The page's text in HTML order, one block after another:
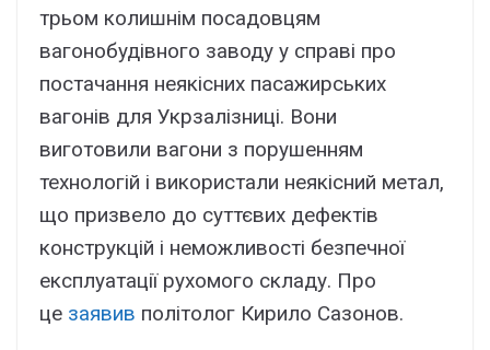
трьом колишнім посадовцям
вагонобудівного заводу у справі про
постачання неякісних пасажирських
вагонів для Укрзалізниці. Вони
виготовили вагони з порушенням
технологій і використали неякісний метал,
що призвело до суттєвих дефектів
конструкцій і неможливості безпечної
експлуатації рухомого складу. Про
це заявив політолог Кирило Сазонов.